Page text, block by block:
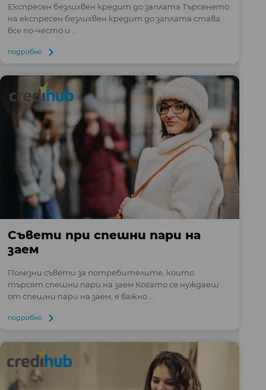
Експресен безлихвен кредит до заплата Търсенето
на експресен безлихвен кредит до заплата става
все по-често и ...
подробно
Съвети при спешни пари на
заем
Полезни съвети за потребителите, които
търсят спешни пари на заем Когато се нуждаеш
от спешни пари на заем, е важно ...
подробно